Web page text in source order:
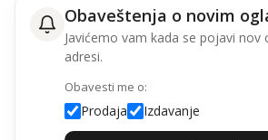
Obaveštenja o novim
Javićemo vam kada se pojavi nov
adresi.
Obavesti me o:
Prodaja Izdavanje